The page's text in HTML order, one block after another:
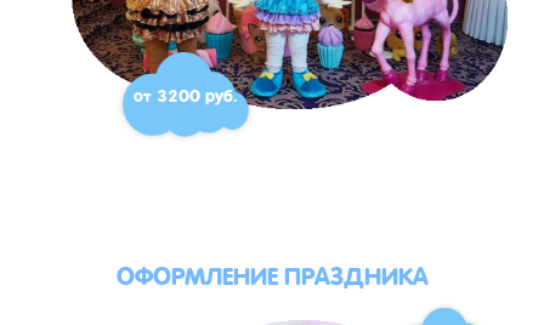
от 3200 руб.
ОФОРМЛЕНИЕ ПРАЗДНИКА